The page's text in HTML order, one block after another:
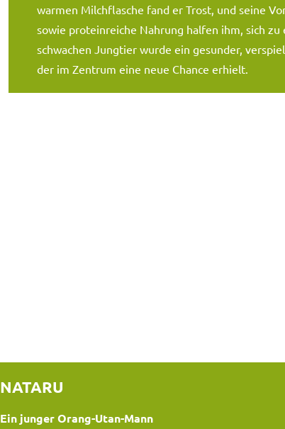
warmen Milchflasche fand er Trost, und seine
sowie proteinreiche Nahrung halfen ihm, sich zu
schwachen Jungtier wurde ein gesunder,
der im Zentrum eine neue Chance erhielt.
NATARU
Ein junger Orang-Utan-Mann